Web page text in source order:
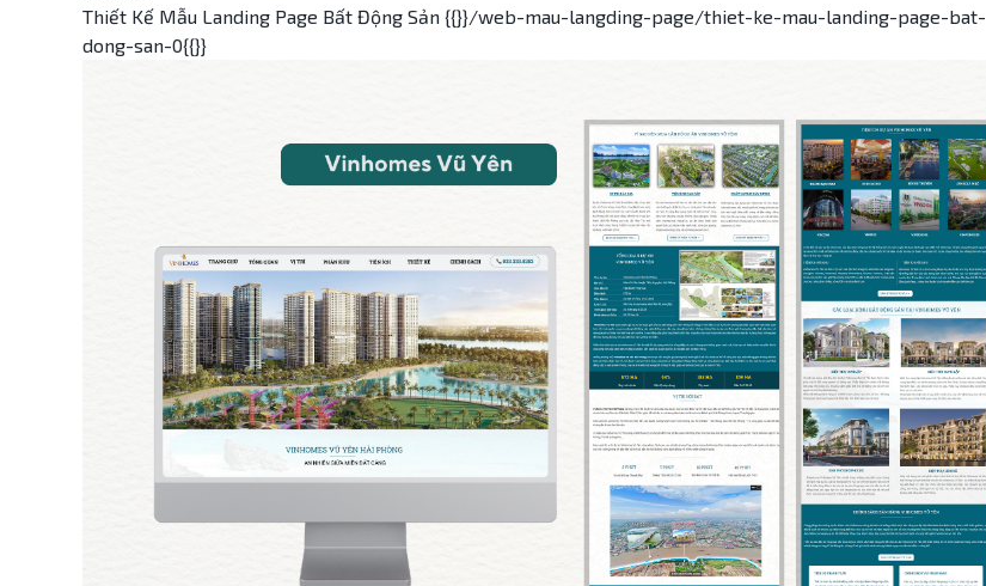
Thiết Kế Mẫu Landing Page Bất Động Sản {{}}/web-mau-langding-page/thiet-ke-mau-landing-page-bat-
dong-san-0{{}}